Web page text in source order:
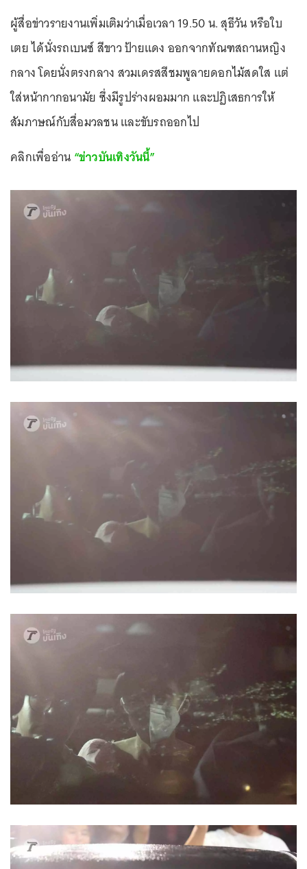
ผู้สื่อข่าวรายงานเพิ่มเติมว่าเมื่อเวลา 19.50 น. สุธีวัน หรือใบ
เตย ได้นั่งรถเบนซ์ สีขาว ป้ายแดง ออกจากทัณฑสถานหญิง
กลาง โดยนั่งตรงกลาง สวมเดรสสีชมพูลายดอกไม้สดใส แต่
ใส่หน้ากากอนามัย ซึ่งมีรูปร่างผอมมาก และปฏิเสธการให้
สัมภาษณ์กับสื่อมวลชน และขับรถออกไป
คลิกเพื่ออ่าน “ข่าวบันเทิงวันนี้”